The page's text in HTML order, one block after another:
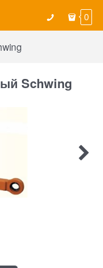
0
Schwing